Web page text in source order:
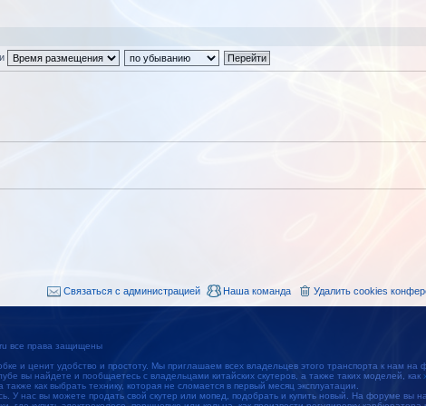
Удалить cookies
Наша команда
Связаться с администрацией
все права защищены
и ценит удобство и простоту. Мы приглашаем всех владельцев этого транспорта к нам
вы найдете и пообщаетесь с владельцами китайских скутеров, а также таких моделей, как
как выбрать технику, которая не сломается в первый месяц эксплуатации.
нас вы можете продать свой скутер или мопед, подобрать и купить новый. На форуме вы